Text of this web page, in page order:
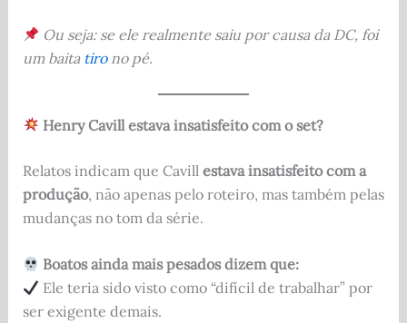
Ou seja: se ele realmente saiu por causa da DC, foi
um baita tirono pé.
Henry Cavill estava insatisfeito com o set?
Relatos indicam que Cavill estava insatisfeito com a
produção, não apenas pelo roteiro, mas também pelas
mudanças no tom da série.
Boatos ainda mais pesados dizem que:
Ele teria sido visto como “difícil de trabalhar” por
ser exigente demais.